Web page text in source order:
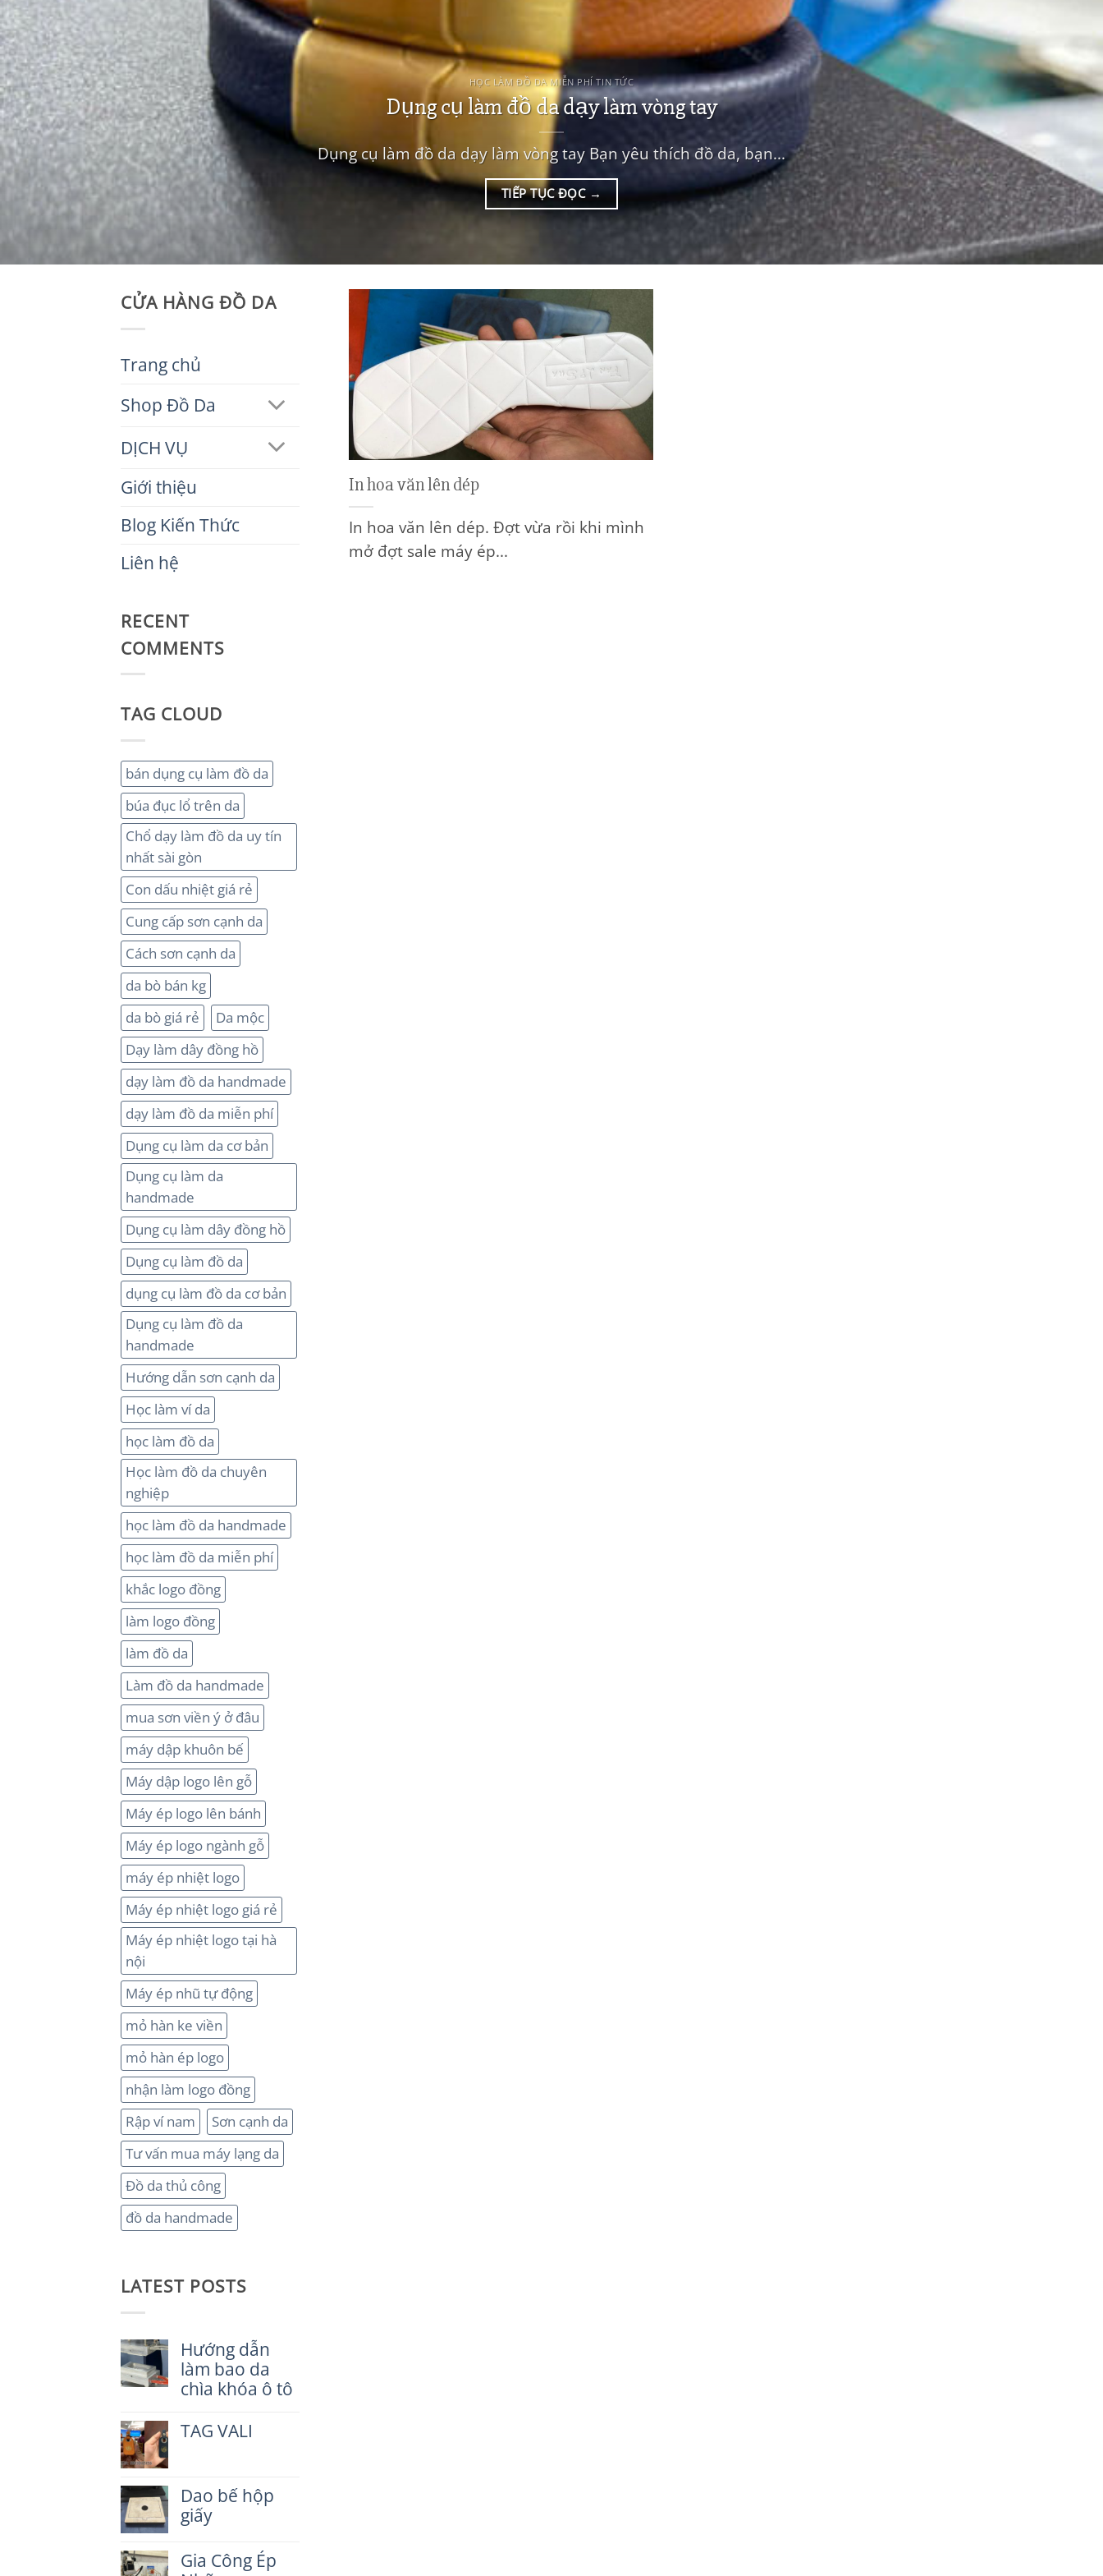
HỌC LÀM ĐỒ DA MIỄN PHÍ TIN TỨC
Dụng cụ làm đồ da dạy làm vòng tay
Dụng cụ làm đồ da dạy làm vòng tay Bạn yêu thích đồ da, bạn...
TIẾP TỤC ĐỌC→
CỬA HÀNG ĐỒ DA
Trang chủ
Shop Đồ Da
DỊCH VỤ
Giới thiệu
Blog Kiến Thức
Liên hệ
RECENT
COMMENTS
TAG CLOUD
bán dụng cụ làm đồ da
búa đục lổ trên da
Chổ dạy làm đồ da uy tín
nhất sài gòn
Con dấu nhiệt giá rẻ
Cung cấp sơn cạnh da
Cách sơn cạnh da
da bò bán kg
da bò giá rẻ
Da mộc
Dạy làm dây đồng hồ
dạy làm đồ da handmade
dạy làm đồ da miễn phí
Dụng cụ làm da cơ bản
Dụng cụ làm da
handmade
Dụng cụ làm dây đồng hồ
Dụng cụ làm đồ da
dụng cụ làm đồ da cơ bản
Dụng cụ làm đồ da
handmade
Hướng dẫn sơn cạnh da
Học làm ví da
học làm đồ da
Học làm đồ da chuyên
nghiệp
học làm đồ da handmade
học làm đồ da miễn phí
khắc logo đồng
làm logo đồng
làm đồ da
Làm đồ da handmade
mua sơn viền ý ở đâu
máy dập khuôn bế
Máy dập logo lên gỗ
Máy ép logo lên bánh
Máy ép logo ngành gỗ
máy ép nhiệt logo
Máy ép nhiệt logo giá rẻ
Máy ép nhiệt logo tại hà
nội
Máy ép nhũ tự động
mỏ hàn ke viền
mỏ hàn ép logo
nhận làm logo đồng
Rập ví nam
Sơn cạnh da
Tư vấn mua máy lạng da
Đồ da thủ công
đồ da handmade
LATEST POSTS
Hướng dẫn
làm bao da
chìa khóa ô tô
có
bình
dẫn
làm
bao
khóa
TAG VALI
luận
ở
TAG
Dao bế hộp
giấy
bình
Gia Công Ép
In hoa văn lên dép
In hoa văn lên dép. Đợt vừa rồi khi mình
mở đợt sale máy ép...